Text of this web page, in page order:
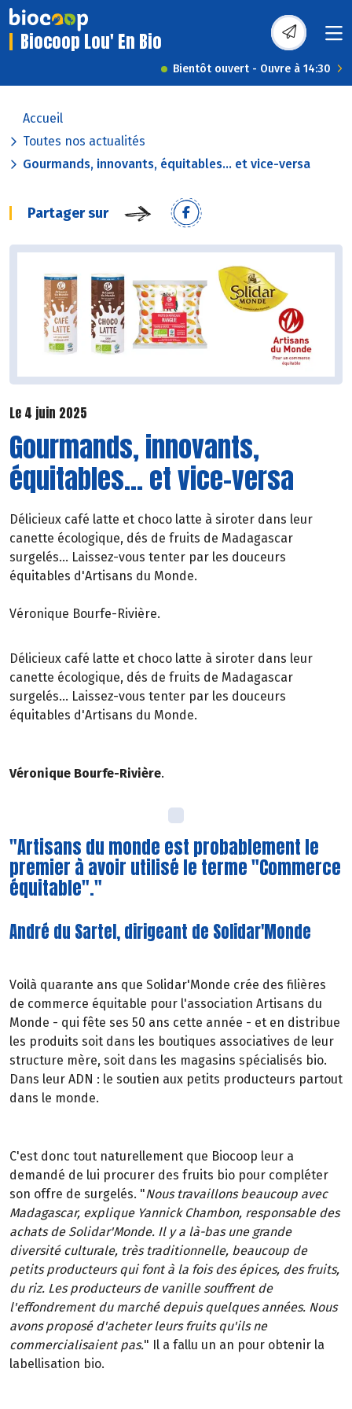
Biocoop Lou' En Bio
Bientôt ouvert - Ouvre à 14:30
Accueil
Toutes nos actualités
Gourmands, innovants, équitables... et vice-versa
Partager sur
Le 4 juin 2025
Gourmands, innovants,
équitables... et vice-versa
Délicieux café latte et choco latte à siroter dans leur
canette écologique, dés de fruits de Madagascar
surgelés... Laissez-vous tenter par les douceurs
équitables d'Artisans du Monde.
Véronique Bourfe-Rivière.
Délicieux café latte et choco latte à siroter dans leur
canette écologique, dés de fruits de Madagascar
surgelés... Laissez-vous tenter par les douceurs
équitables d'Artisans du Monde.
Véronique Bourfe-Rivière.
"Artisans du monde est probablement le
premier à avoir utilisé le terme "Commerce
équitable"."
André du Sartel, dirigeant de Solidar'Monde
Voilà quarante ans que Solidar'Monde crée des filières
de commerce équitable pour l'association Artisans du
Monde - qui fête ses 50 ans cette année - et en distribue
les produits soit dans les boutiques associatives de leur
structure mère, soit dans les magasins spécialisés bio.
Dans leur ADN : le soutien aux petits producteurs partout
dans le monde.
C'est donc tout naturellement que Biocoop leur a
demandé de lui procurer des fruits bio pour compléter
son offre de surgelés. "Nous travaillons beaucoup avec
Madagascar, explique Yannick Chambon, responsable des
achats de Solidar'Monde. Il y a là-bas une grande
diversité culturale, très traditionnelle, beaucoup de
petits producteurs qui font à la fois des épices, des fruits,
du riz. Les producteurs de vanille souffrent de
l'effondrement du marché depuis quelques années. Nous
avons proposé d'acheter leurs fruits qu'ils ne
commercialisaient pas." Il a fallu un an pour obtenir la
labellisation bio.